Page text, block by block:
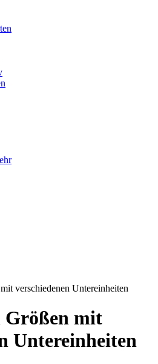
verschiedenen Untereinheiten
mit
Untereinheiten